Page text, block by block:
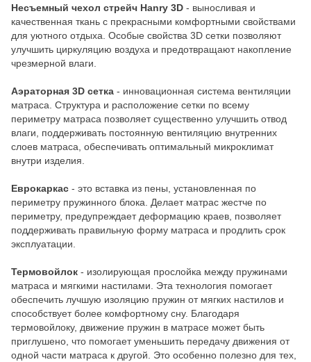
Несъемный чехол стрейч Hanry 3D - выносливая и
качественная ткань с прекрасными комфортными свойствами
для уютного отдыха. Особые свойства 3D сетки позволяют
улучшить циркуляцию воздуха и предотвращают накопление
чрезмерной влаги.
Аэраторная 3D сетка - инновационная система вентиляции
матраса. Структура и расположение сетки по всему
периметру матраса позволяет существенно улучшить отвод
влаги, поддерживать постоянную вентиляцию внутренних
слоев матраса, обеспечивать оптимальный микроклимат
внутри изделия.
Еврокаркас - это вставка из пены, установленная по
периметру пружинного блока. Делает матрас жестче по
периметру, предупреждает деформацию краев, позволяет
поддерживать правильную форму матраса и продлить срок
эксплуатации.
Термовойлок - изолирующая прослойка между пружинами
матраса и мягкими настилами. Эта технология помогает
обеспечить лучшую изоляцию пружин от мягких настилов и
способствует более комфортному сну. Благодаря
термовойлоку, движение пружин в матрасе может быть
приглушено, что помогает уменьшить передачу движения от
одной части матраса к другой. Это особенно полезно для тех,